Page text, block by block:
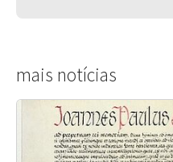
mais notícias